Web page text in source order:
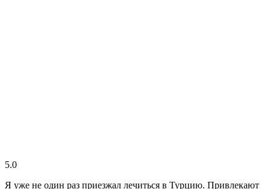
5.0
Я уже не один раз приезжал лечиться в Турцию. Привлекают